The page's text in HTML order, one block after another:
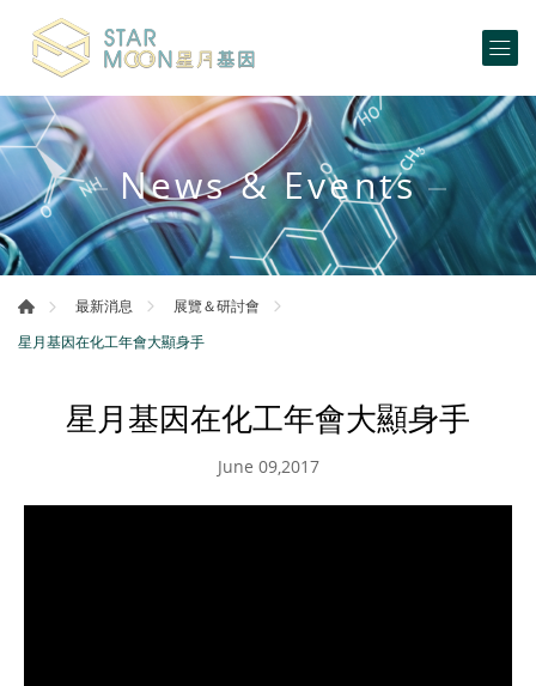
News & Events
最新消息
展覽＆研討會
星月基因在化工年會大顯身手
星月基因在化工年會大顯身手
June 09,2017